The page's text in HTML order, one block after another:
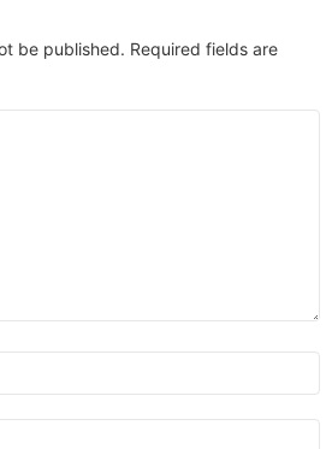
be published. Required fields are